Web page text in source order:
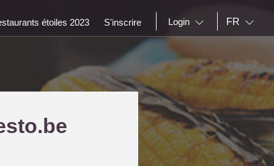
étoiles 2023 S'inscrire Login FR